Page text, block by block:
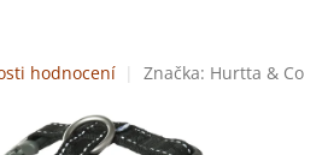
hodnocení Značka: Hurtta & Co